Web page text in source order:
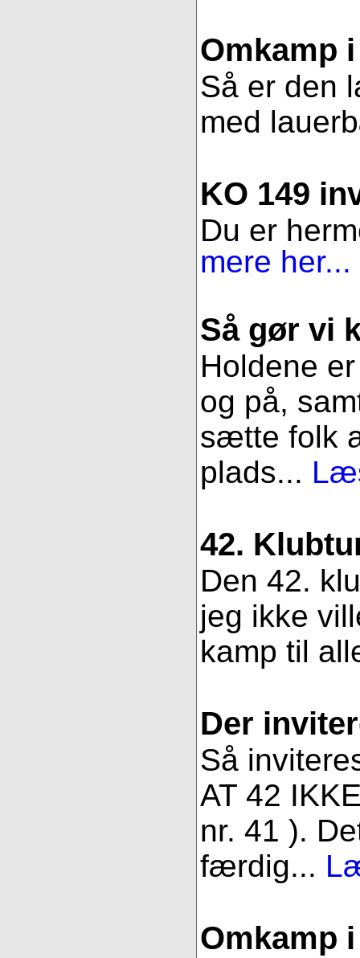
Omkamp
Så er den
med
KO 149
Du er
mere her...
Så gør vi
Holdene
og på,
sætte folk
plads...
42.
Den 42.
jeg ikke
kamp til
Der
Så
AT 42
nr. 41 ).
færdig...
Omkamp